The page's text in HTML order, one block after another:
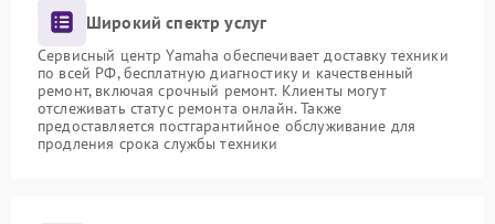
Широкий спектр услуг
Сервисный центр Yamaha обеспечивает доставку техники
по всей РФ, бесплатную диагностику и качественный
ремонт, включая срочный ремонт. Клиенты могут
отслеживать статус ремонта онлайн. Также
предоставляется постгарантийное обслуживание для
продления срока службы техники